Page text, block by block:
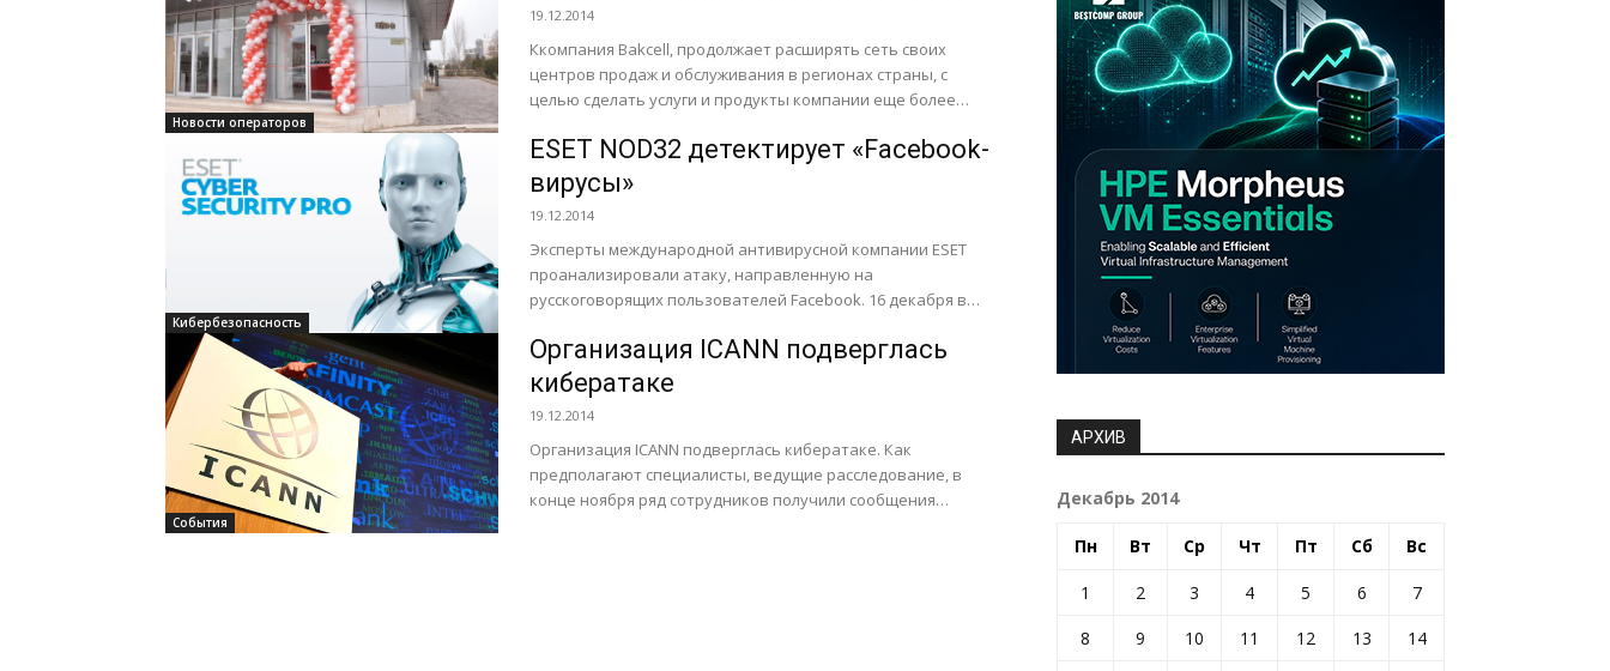
Новости операторов
дилерский магазин в Нахчыване
19.12.2014
Ккомпания Bakcell, продолжает расширять сеть своих
центров продаж и обслуживания в регионах страны, с
целью сделать услуги и продукты компании еще более
Кибербезопасность
ESET NOD32 детектирует «Facebook-
вирусы»
19.12.2014
Эксперты международной антивирусной компании ESET
проанализировали атаку, направленную на
русскоговорящих пользователей Facebook. 16 декабря в
появились посты со ссылками...
События
Организация ICANN подверглась
кибератаке
19.12.2014
Организация ICANN подверглась кибератаке. Как
предполагают специалисты, ведущие расследование, в
конце ноября ряд сотрудников получили сообщения
АРХИВ
Декабрь 2014
Пн Вт Ср Чт Пт Сб Вс
1 2 3 4 5 6
7
8
9 10 11 12 13 14